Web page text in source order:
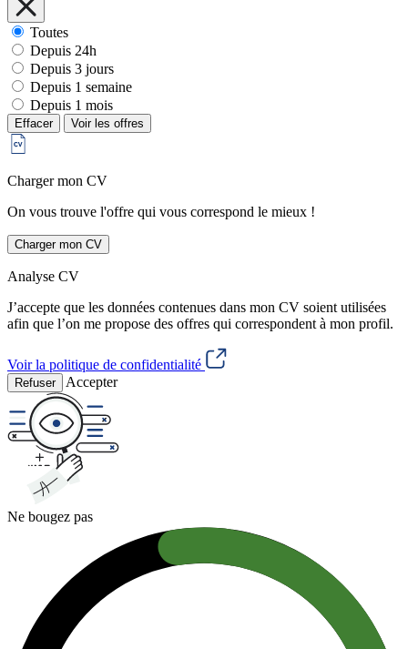
Toutes
Depuis 24h
Depuis 3 jours
Depuis 1 semaine
Depuis 1 mois
Effacer Voir les offres
Charger mon CV
On vous trouve l'offre qui vous correspond le mieux !
Charger mon CV
Analyse CV
J’accepte que les données contenues dans mon CV soient utilisées
afin que l’on me propose des offres qui correspondent à mon profil.
Voir la politique de confidentialité
Refuser Accepter
Ne bougez pas